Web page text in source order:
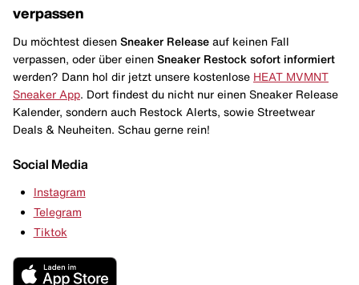
verpassen
Du möchtest diesen Sneaker Release auf keinen Fall
verpassen, oder über einen Sneaker Restock sofort informiert
werden? Dann hol dir jetzt unsere kostenlose HEAT MVMNT
Sneaker App . Dort findest du nicht nur einen Sneaker Release
Kalender, sondern auch Restock Alerts, sowie Streetwear
Deals & Neuheiten. Schau gerne rein!
Social Media
Instagram
Telegram
Tiktok